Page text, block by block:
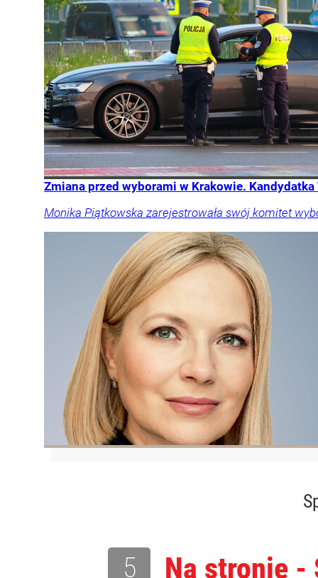
Zmiana przed wyborami w Krakowie.
Monika Piątkowska zarejestrowała swój komitet
Na stronie -
5